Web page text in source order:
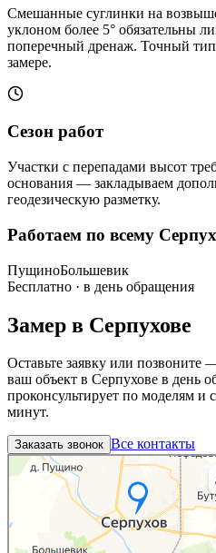
Смешанные суглинки на
уклоном более 5° обязательны
поперечный дренаж. Точный
замере.
Сезон работ
Участки с перепадами высот
основания — закладываем
геодезическую разметку.
Работаем по всему
ПущиноБольшевик
Бесплатно · в день обращения
Замер в Серпухове
Оставьте заявку или
ваш объект в Серпухове в день
проконсультирует по моделям и
минут.
Заказать звонок Все контакты